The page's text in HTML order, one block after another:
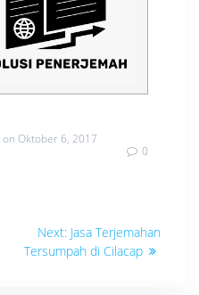
on Oktober 6, 2017
0
Next: Next
post:
Jasa Terjemahan
Tersumpah di Cilacap